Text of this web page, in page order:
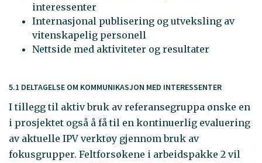
interessenter
Internasjonal publisering og utveksling av
vitenskapelig personell
Nettside med aktiviteter og resultater
5.1 DELTAGELSE OM KOMMUNIKASJON MED INTERESSENTER
I tillegg til aktiv bruk av referansegruppa ønske en
i prosjektet også å få til en kontinuerlig evaluering
av aktuelle IPV verktøy gjennom bruk av
fokusgrupper. Feltforsøkene i arbeidspakke 2 vil